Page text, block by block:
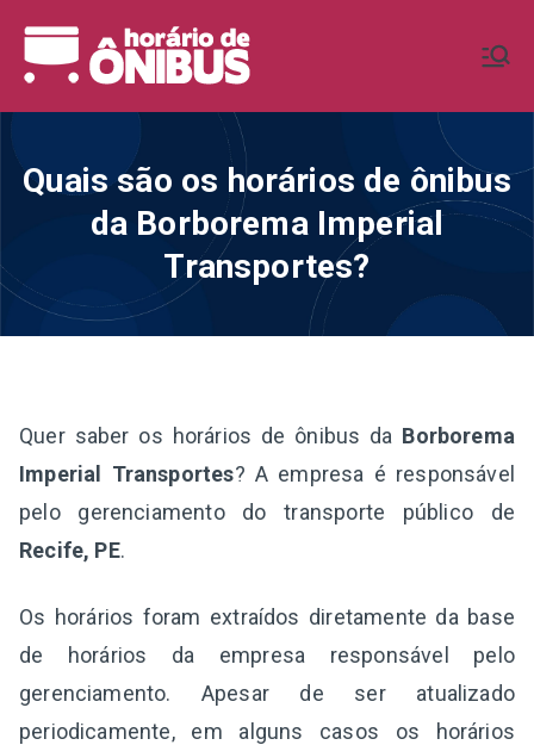
para
Ônibus BR
Horários de Ônibus de todo o
Quais são os horários de ônibus
da Borborema Imperial
Transportes?
Quer saber os horários de ônibus da Borborema
Imperial Transportes? A empresa é responsável
pelo gerenciamento do transporte público de
Recife, PE.
Os horários foram extraídos diretamente da base
de horários da empresa responsável pelo
gerenciamento. Apesar de ser atualizado
periodicamente, em alguns casos os horários